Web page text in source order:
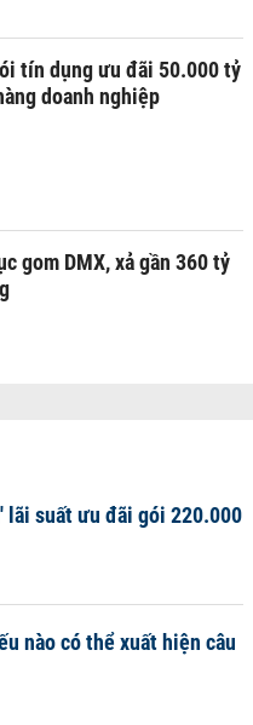
tín dụng ưu đãi 50.000 tỷ
doanh nghiệp
gom DMX, xả gần 360 tỷ
lãi suất ưu đãi gói 220.000
nào có thể xuất hiện câu